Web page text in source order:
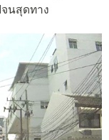
นสุดทาง